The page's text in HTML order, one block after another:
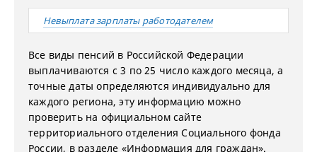
Невыплата зарплаты работодателем
Все виды пенсий в Российской Федерации
выплачиваются с 3 по 25 число каждого месяца, а
точные даты определяются индивидуально для
каждого региона, эту информацию можно
проверить на официальном сайте
территориального отделения Социального фонда
России, в разделе «Информация для граждан».